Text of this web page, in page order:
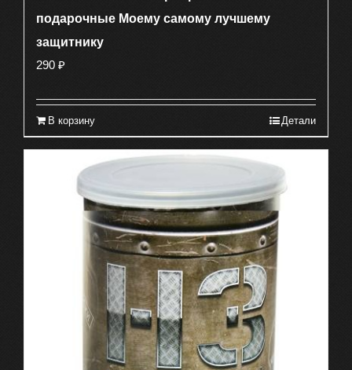
подарочные Моему самому лучшему
защитнику
290 ₽
В корзину Детали